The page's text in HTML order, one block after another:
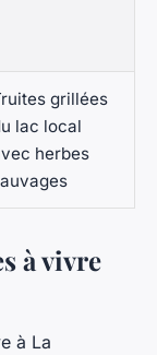
grillées
lac local
herbes
à vivre
à La